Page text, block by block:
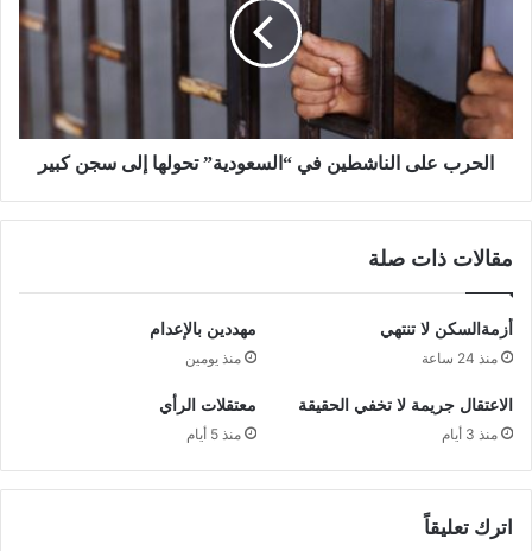
الحرب على الناشطين في “السعودية” تحولها إلى سجن كبير
مقالات ذات صلة
أزمةالسكن لا تنتهي
منذ 24 ساعة
مهددين بالإعدام
منذ يومين
الاعتقال جريمة لا تخفي الحقيقة
منذ 3 أيام
معتقلات الرأي
منذ 5 أيام
اترك تعليقاً